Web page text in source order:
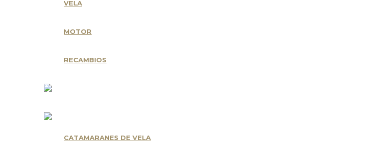
VELA
MOTOR
RECAMBIOS
CATAMARANES DE VELA